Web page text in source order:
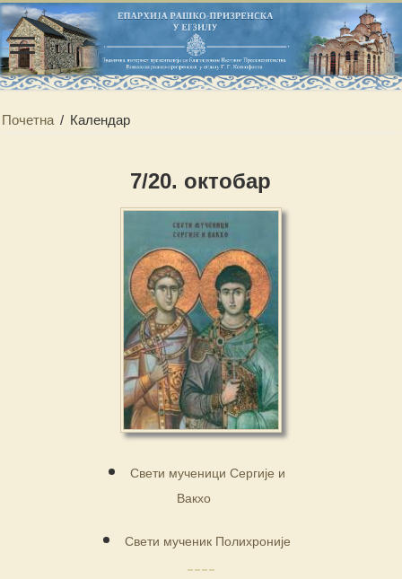
Почетна / Календар
7/20. октобар
Свети мученици Сергије и
Вакхо
Свети мученик Полихроније